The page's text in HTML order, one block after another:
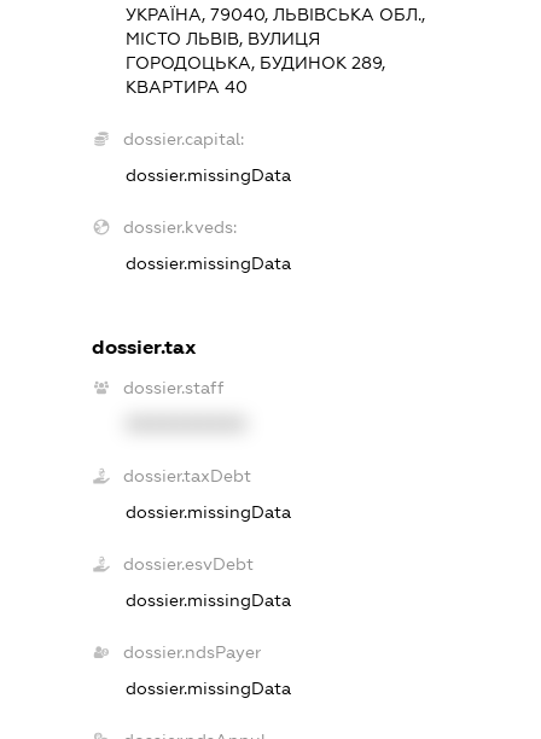
УКРАЇНА, 79040, ЛЬВІВСЬКА ОБЛ.,
МІСТО ЛЬВІВ, ВУЛИЦЯ
ГОРОДОЦЬКА, БУДИНОК 289,
КВАРТИРА 40
dossier.capital:
dossier.missingData
dossier.kveds:
dossier.missingData
dossier.tax
dossier.staff
dossier.taxDebt
dossier.missingData
dossier.esvDebt
dossier.missingData
dossier.ndsPayer
dossier.missingData